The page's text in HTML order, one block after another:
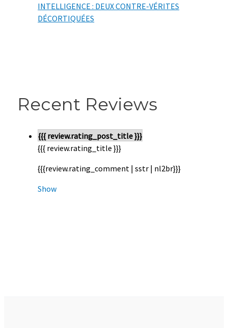
INTELLIGENCE : DEUX CONTRE-VÉRITES
DÉCORTIQUÉES
Recent Reviews
{{{ review.rating_post_title }}}
{{{ review.rating_title }}}
{{{review.rating_comment | sstr | nl2br}}}
Show